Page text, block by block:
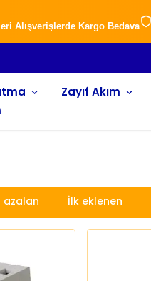
Alışverişlerde Kargo Bedava
KARGO BEDAVA !!!
Zayıf Akım
azalan İlk eklenen